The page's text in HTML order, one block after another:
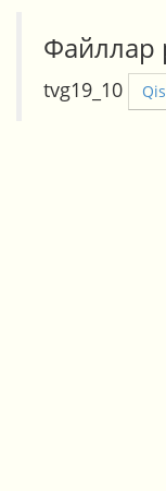
Файллар
tvg19_10